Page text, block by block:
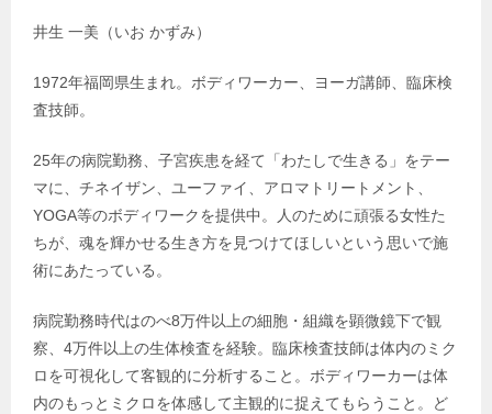
井生 一美（いお かずみ）
1972年福岡県生まれ。ボディワーカー、ヨーガ講師、臨床検
査技師。
25年の病院勤務、子宮疾患を経て「わたしで生きる」をテー
マに、チネイザン、ユーファイ、アロマトリートメント、
YOGA等のボディワークを提供中。人のために頑張る女性た
ちが、魂を輝かせる生き方を見つけてほしいという思いで施
術にあたっている。
病院勤務時代はのべ8万件以上の細胞・組織を顕微鏡下で観
察、4万件以上の生体検査を経験。臨床検査技師は体内のミク
ロを可視化して客観的に分析すること。ボディワーカーは体
内のもっとミクロを体感して主観的に捉えてもらうこと。ど